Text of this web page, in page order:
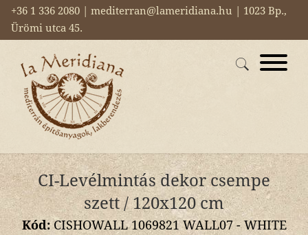
+36 1 336 2080 | mediterran@lameridiana.hu | 1023 Bp.,
Ürömi utca 45.
CI-Levélmintás dekor csempe
szett / 120x120 cm
Kód:CISHOWALL 1069821 WALL07 - WHITE